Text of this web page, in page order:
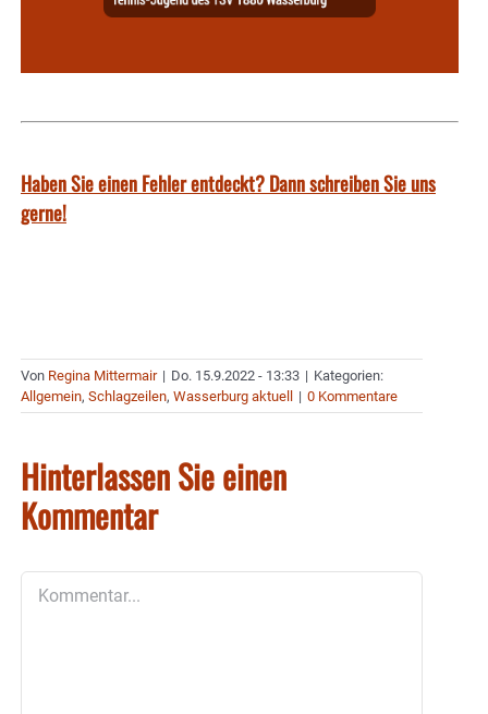
Haben Sie einen Fehler entdeckt? Dann schreiben Sie uns
gerne!
Von Regina Mittermair | Do. 15.9.2022 - 13:33 | Kategorien:
Allgemein, Schlagzeilen, Wasserburg aktuell | 0 Kommentare
Hinterlassen Sie einen
Kommentar